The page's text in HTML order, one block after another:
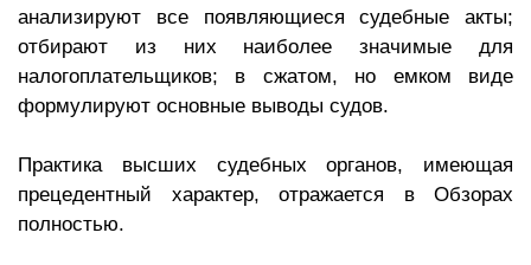
анализируют все появляющиеся судебные акты;
отбирают из них наиболее значимые для
налогоплательщиков; в сжатом, но емком виде
формулируют основные выводы судов.
Практика высших судебных органов, имеющая
прецедентный характер, отражается в Обзорах
полностью.